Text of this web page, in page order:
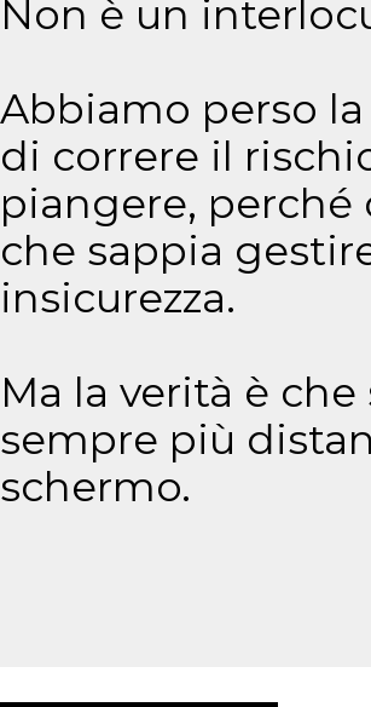
Non è un
Abbiamo perso
di correre il
piangere,
che sappia
insicurezza.
Ma la verità è
sempre più
schermo.